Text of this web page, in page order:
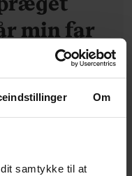
Om
samtykke til at
min far
og blev
mor, var
mig at
det